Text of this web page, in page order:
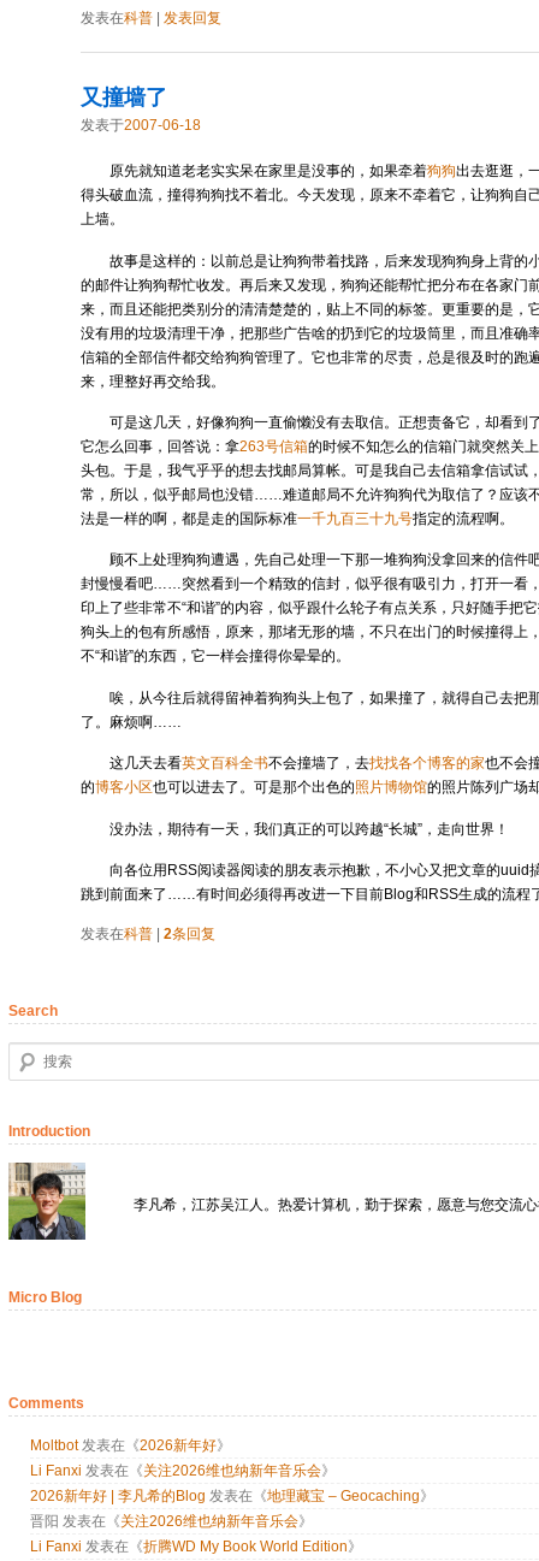
发表在科普 | 发表回复
又撞墙了
发表于2007-06-18
原先就知道老老实实呆在家里是没事的，如果牵着狗狗出去逛逛，
得头破血流，撞得狗狗找不着北。今天发现，原来不牵着它，让狗狗自
上墙。
故事是这样的：以前总是让狗狗带着找路，后来发现狗狗身上背的
的邮件让狗狗帮忙收发。再后来又发现，狗狗还能帮忙把分布在各家门
来，而且还能把类别分的清清楚楚的，贴上不同的标签。更重要的是，
没有用的垃圾清理干净，把那些广告啥的扔到它的垃圾筒里，而且准确
信箱的全部信件都交给狗狗管理了。它也非常的尽责，总是很及时的跑
来，理整好再交给我。
可是这几天，好像狗狗一直偷懒没有去取信。正想责备它，却看到
它怎么回事，回答说：拿263号信箱的时候不知怎么的信箱门就突然关
头包。于是，我气乎乎的想去找邮局算帐。可是我自己去信箱拿信试试
常，所以，似乎邮局也没错……难道邮局不允许狗狗代为取信了？应该
法是一样的啊，都是走的国际标准一千九百三十九号指定的流程啊。
顾不上处理狗狗遭遇，先自己处理一下那一堆狗狗没拿回来的信
封慢慢看吧……突然看到一个精致的信封，似乎很有吸引力，打开一
印上了些非常不“和谐”的内容，似乎跟什么轮子有点关系，只好随手把
狗头上的包有所感悟，原来，那堵无形的墙，不只在出门的时候撞得上
不“和谐”的东西，它一样会撞得你晕晕的。
唉，从今往后就得留神着狗狗头上包了，如果撞了，就得自己去把
了。麻烦啊……
这几天去看英文百科全书不会撞墙了，去找找各个博客的家也不会
的博客小区也可以进去了。可是那个出色的照片博物馆的照片陈列广场
没办法，期待有一天，我们真正的可以跨越“长城”，走向世界！
向各位用RSS阅读器阅读的朋友表示抱歉，不小心又把文章的uuid
跳到前面来了……有时间必须得再改进一下目前Blog和RSS生成的流程
发表在科普 |2条回复
Search
搜索
Introduction
李凡希，江苏吴江人。热爱计算机，勤于探索，愿意与您交流
Micro Blog
Comments
Moltbot发表在《2026新年好》
Li Fanxi 发表在《关注2026维也纳新年音乐会》
2026新年好 | 李凡希的Blog 发表在《地理藏宝 – Geocaching》
晋阳 发表在《关注2026维也纳新年音乐会》
Li Fanxi 发表在《折腾WD My Book World Edition》